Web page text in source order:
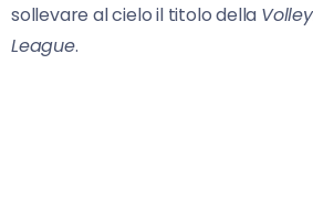
sollevare al cielo il titolo della
League.